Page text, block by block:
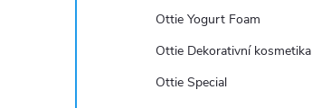
Ottie Yogurt Foam
Ottie Dekorativní kosmetika
Ottie Special